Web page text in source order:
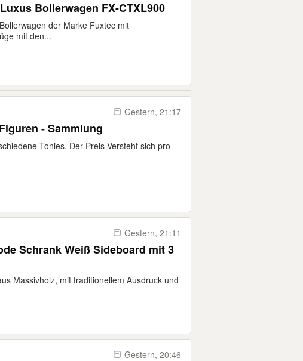
Bollerwagen FX-CTXL900
der Marke Fuxtec mit
mit den...
Gestern, 21:17
- Sammlung
Tonies. Der Preis Versteht sich pro
Gestern, 21:11
Schrank Weiß Sideboard mit 3
Massivholz, mit traditionellem Ausdruck und
Gestern, 20:46